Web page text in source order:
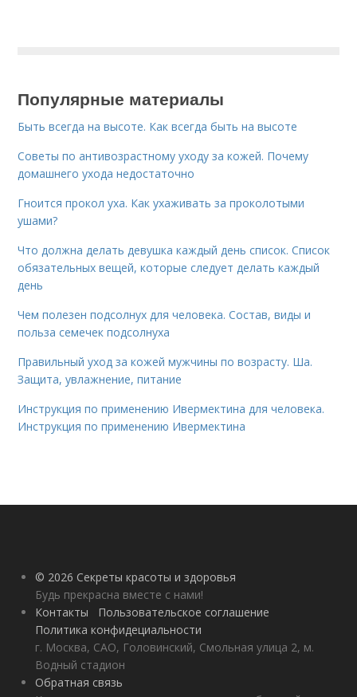
Популярные материалы
Быть всегда на высоте. Как всегда быть на высоте
Советы по антивозрастному уходу за кожей. Почему
домашнего ухода недостаточно
Гноится прокол уха. Как ухаживать за проколотыми
ушами?
Что должна делать девушка каждый день список. Список
обязательных вещей, которые следует делать каждый
день
Чем полезен подсолнух для человека. Состав, виды и
польза семечек подсолнуха
Правильный уход за кожей мужчины по возрасту. Ша.
Защита, увлажнение, питание
Инструкция по применению Ивермектина для человека.
Инструкция по применению Ивермектина
© 2026 Секреты красоты и здоровья
Будь прекрасна вместе с нами!
Контакты
Пользовательское соглашение
Политика конфидециальности
г. Москва, САО, Головинский, Смольная улица 2, м.
Водный стадион
Обратная связь